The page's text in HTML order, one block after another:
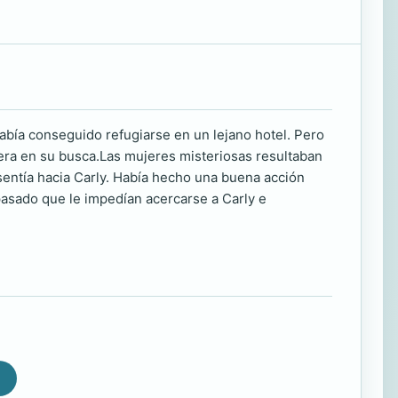
conseguido refugiarse en un lejano hotel. Pero
en su busca.Las mujeres misteriosas resultaban
hacia Carly. Había hecho una buena acción
que le impedían acercarse a Carly e